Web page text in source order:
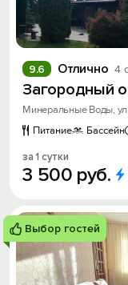
Отлично 4
9.6
Загородный
Минеральные Воды,
Питание
Бассейн
за 1 сутки
3 500 руб.
Выбор гостей